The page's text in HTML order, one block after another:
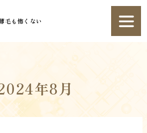
毛も怖くない
年8月